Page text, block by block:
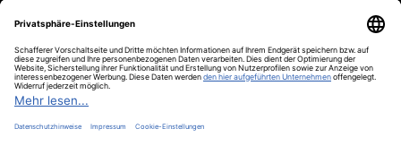
Hotline
0800 20 70 300 (D)
Kostenlos aus dem deutschen Festnetz
24 Stunden / 365 Tage im Jahr